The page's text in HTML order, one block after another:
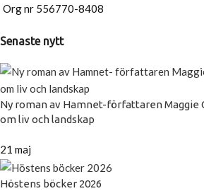
Org nr 556770-8408
Senaste nytt
Ny roman av Hamnet-författaren Maggie
om liv och landskap
21 maj
Höstens böcker 2026